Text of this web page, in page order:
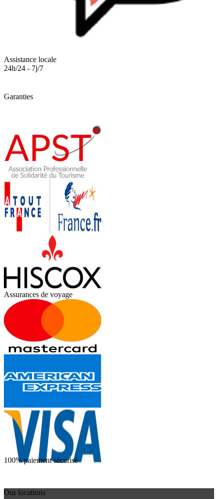
Assistance locale
24h/24 - 7j/7
Garanties
Assurances de voyage
100% paiement sécurisé
Our locations